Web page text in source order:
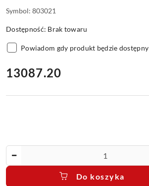
Symbol: 803021
Dostępność: Brak towaru
Powiadom gdy produkt będzie dostępny
cena:
13087.20
Do koszyka